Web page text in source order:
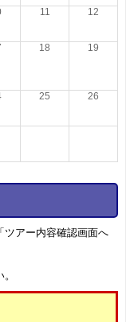
11 12
18 19
25 26
ツアー内容確認画面へ